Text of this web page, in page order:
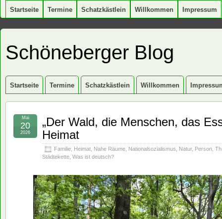
Startseite Termine Schatzkästlein Willkommen Impressum
Schöneberger Blog
Startseite Termine Schatzkästlein Willkommen
„Der Wald, die Menschen, das
Heimat
Familie Heimat Nahe Räume Nationalsozialismus Natur, Person
Städtekette Was ist deutsch?
Mai
20
2026